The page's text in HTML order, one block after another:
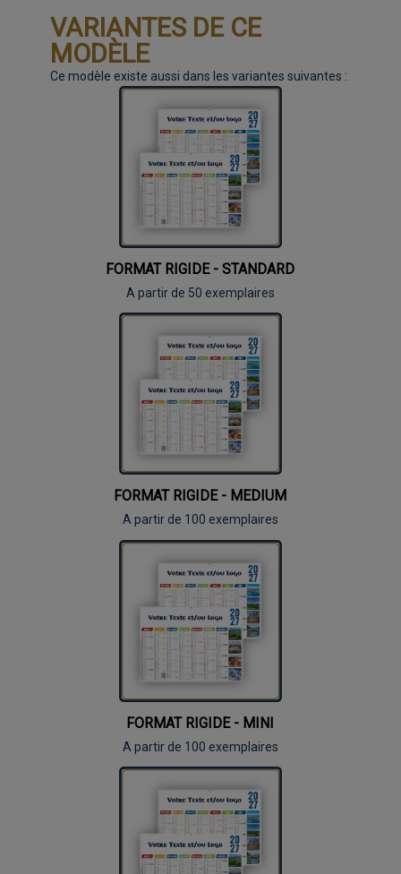
VARIANTES DE CE
MODÈLE
Ce modèle existe aussi dans les variantes suivantes :
FORMAT RIGIDE - STANDARD
A partir de 50 exemplaires
FORMAT RIGIDE - MEDIUM
A partir de 100 exemplaires
FORMAT RIGIDE - MINI
A partir de 100 exemplaires